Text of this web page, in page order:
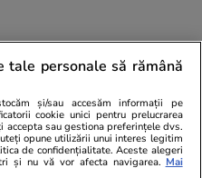
tale personale să rămână
și/sau accesăm informații pe
cookie unici pentru prelucrarea
accepta sau gestiona preferințele dvs.
opune utilizării unui interes legitim
de confidențialitate. Aceste alegeri
și nu vă vor afecta navigarea. Mai